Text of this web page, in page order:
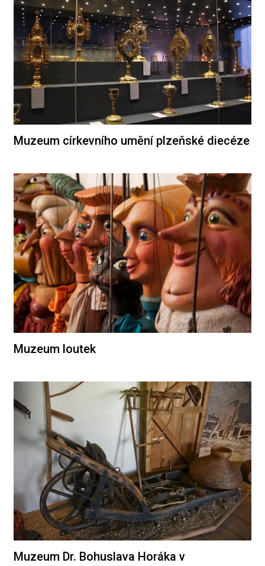
Muzeum církevního umění plzeňské diecéze
Muzeum loutek
Muzeum Dr. Bohuslava Horáka v